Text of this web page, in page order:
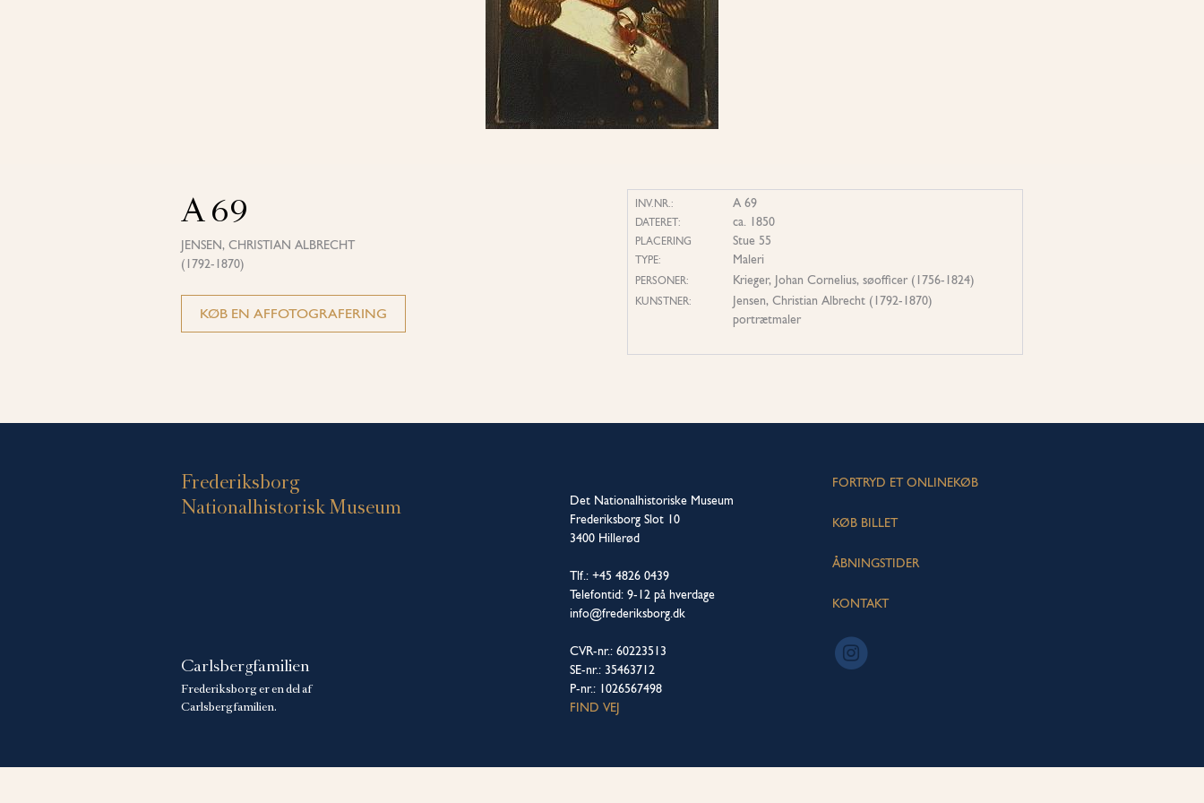
A 69
JENSEN, CHRISTIAN ALBRECHT
(1792-1870)
KØB EN AFFOTOGRAFERING
INV.NR.: A 69
DATERET: ca. 1850
PLACERING Stue 55
TYPE: Maleri
PERSONER: Krieger, Johan Cornelius, søofficer (1756-1824)
KUNSTNER:
Jensen, Christian Albrecht (1792-1870)
portrætmaler
Frederiksborg
Nationalhistorisk Museum
Carlsbergfamilien
Frederiksborg er en del af
Carlsbergfamilien.
Det Nationalhistoriske Museum
Frederiksborg Slot 10
3400 Hillerød
Tlf.: +45 4826 0439
Telefontid: 9-12 på hverdage
info@frederiksborg.dk
CVR-nr.: 60223513
SE-nr.: 35463712
P-nr.: 1026567498
FIND VEJ
FORTRYD ET ONLINEKØB
KØB BILLET
ÅBNINGSTIDER
KONTAKT